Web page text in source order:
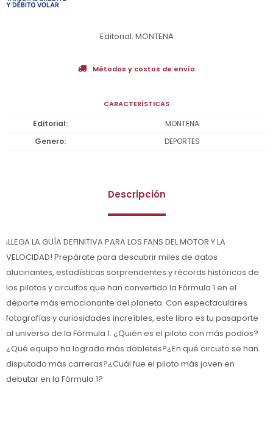
Editorial: MONTENA
Métodos y costos de envío
CARACTERÍSTICAS
Editorial
MONTENA
Genero
DEPORTES
Descripción
¡LLEGA LA GUÍA DEFINITIVA PARA LOS FANS DEL MOTOR Y LA
VELOCIDAD! Prepárate para descubrir miles de datos
alucinantes, estadísticas sorprendentes y récords históricos de
los pilotos y circuitos que han convertido la Fórmula 1 en el
deporte más emocionante del planeta. Con espectaculares
fotografías y curiosidades increíbles, este libro es tu pasaporte
al universo de la Fórmula 1. ¿Quién es el piloto con más podios?
¿Qué equipo ha logrado más dobletes?¿En qué circuito se han
disputado más carreras?¿Cuál fue el piloto más joven en
debutar en la Fórmula 1?